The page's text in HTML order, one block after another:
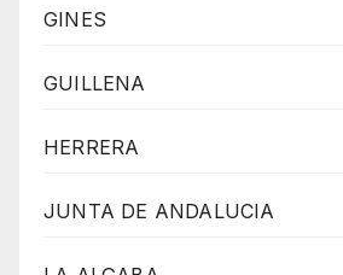
GINES
GUILLENA
HERRERA
JUNTA DE ANDALUCIA